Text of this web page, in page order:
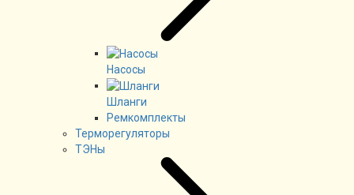
Насосы
Шланги
Ремкомплекты
Терморегуляторы
ТЭНы